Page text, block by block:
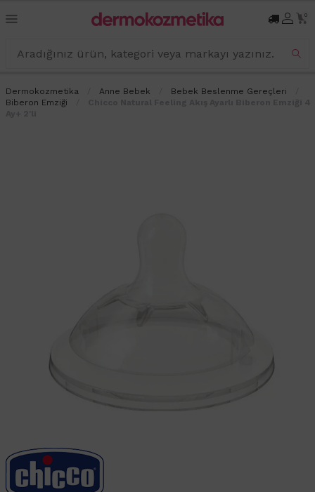
0
Dermokozmetika Anne Bebek
Bebek Beslenme Gereçleri
Biberon Emziği